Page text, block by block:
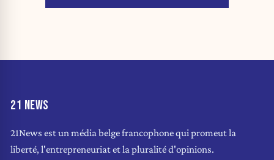
21 NEWS
21News est un média belge francophone qui promeut la
liberté, l'entrepreneuriat et la pluralité d'opinions.